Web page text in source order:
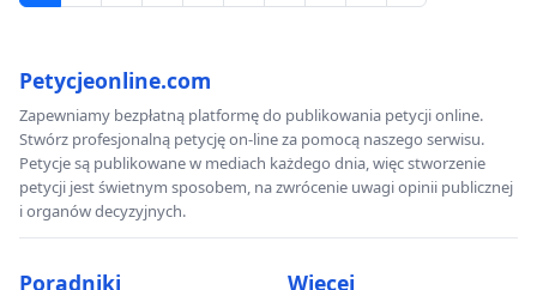
Petycjeonline.com
Zapewniamy bezpłatną platformę do publikowania petycji online.
Stwórz profesjonalną petycję on-line za pomocą naszego serwisu.
Petycje są publikowane w mediach każdego dnia, więc stworzenie
petycji jest świetnym sposobem, na zwrócenie uwagi opinii publicznej
i organów decyzyjnych.
Poradniki Więcej